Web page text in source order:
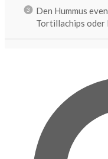
Den Hummus
Tortillachips oder